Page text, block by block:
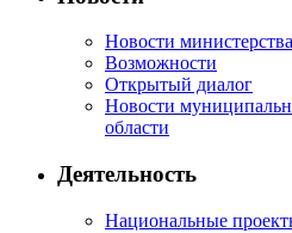
Новости министерства
Возможности
Открытый диалог
Новости
области
Деятельность
Национальные